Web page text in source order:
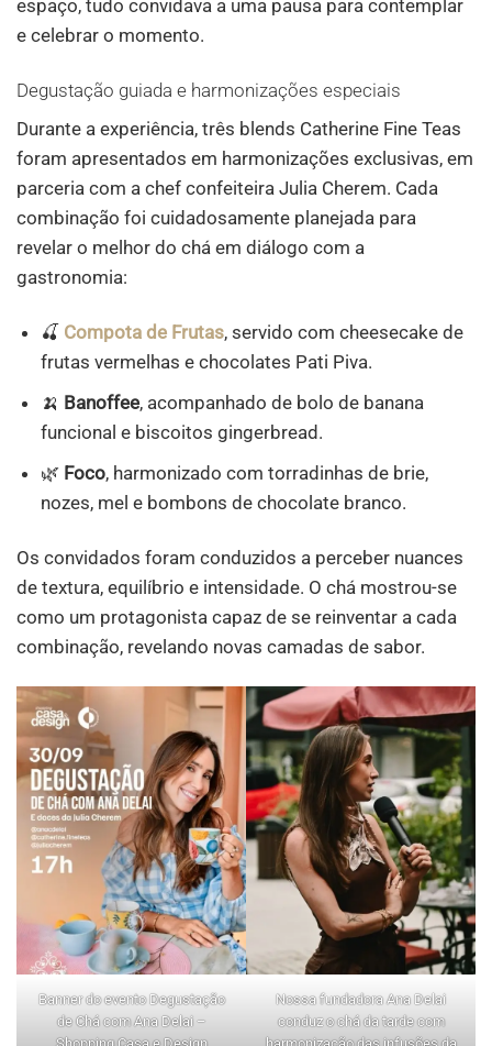
espaço, tudo convidava a uma pausa para contemplar
e celebrar o momento.
Degustação guiada e harmonizações especiais
Durante a experiência, três blends Catherine Fine Teas
foram apresentados em harmonizações exclusivas, em
parceria com a chef confeiteira Julia Cherem. Cada
combinação foi cuidadosamente planejada para
revelar o melhor do chá em diálogo com a
gastronomia:
🍒 Compota de Frutas, servido com cheesecake de
frutas vermelhas e chocolates Pati Piva.
🍌 Banoffee, acompanhado de bolo de banana
funcional e biscoitos gingerbread.
🌿 Foco, harmonizado com torradinhas de brie,
nozes, mel e bombons de chocolate branco.
Os convidados foram conduzidos a perceber nuances
de textura, equilíbrio e intensidade. O chá mostrou-se
como um protagonista capaz de se reinventar a cada
combinação, revelando novas camadas de sabor.
Banner do evento Degustação
de Chá com Ana Delai –
Shopping Casa e Design
Nossa fundadora Ana Delai
conduz o chá da tarde com
harmonização das infusões da